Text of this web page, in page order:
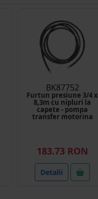
BK87752
Furtun presiune 3/4 x
8,3m cu nipluri la
capete - pompa
transfer motorina
183.73 RON
Detalii